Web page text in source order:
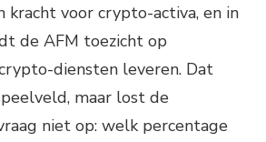
kracht voor crypto-activa, en in
de AFM toezicht op
diensten leveren. Dat
maar lost de
niet op: welk percentage